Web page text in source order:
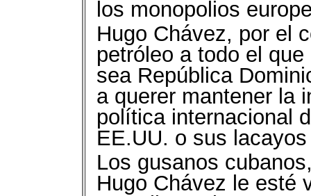
los monopolios
Hugo Chávez, por el
petróleo a todo el
sea República
a querer mantener la
política internacional
EE.UU. o sus
Los gusanos
Hugo Chávez le esté